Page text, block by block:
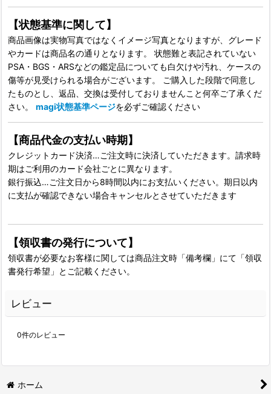
【状態基準に関して】
商品画像は実物写真ではなくイメージ写真となりますが、グレード
やカードは商品名の通りとなります。 状態難と表記されていない
PSA・BGS・ARSなどの鑑定品についても白欠けや汚れ、ケースの
傷等が見受けられる場合がございます。 ご購入した段階で同意し
たものとし、返品、交換は受付しておりませんこと何卒ご了承くだ
さい。 magi状態基準ページを必ずご確認ください
【商品代金の支払い時期】
クレジットカード決済…ご注文時に決済していただきます。請求時
期はご利用のカード会社ごとに異なります。
銀行振込…ご注文日から8時間以内にお支払いください。期日以内
に支払が確認できない場合キャンセルとさせていただきます
【領収書の発行について】
領収書が必要なお客様に関しては商品注文時「備考欄」にて「領収
書発行希望」とご記載ください。
レビュー
0件のレビュー
ホーム